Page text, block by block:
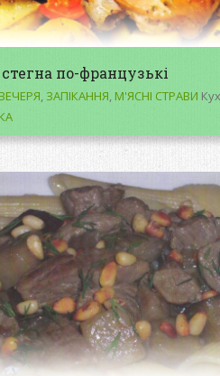
по-французькі
, ЗАПІКАННЯ,М'ЯСНІ СТРАВИ